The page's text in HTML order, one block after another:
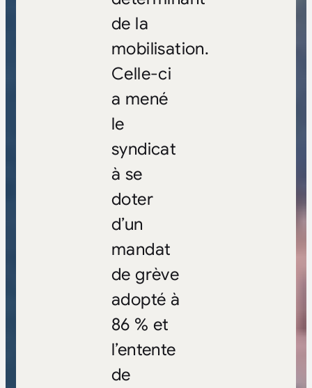
de la
mobilisation.
Celle-ci
a mené
le
syndicat
à se
doter
d’un
mandat
de grève
adopté à
86 % et
l’entente
de